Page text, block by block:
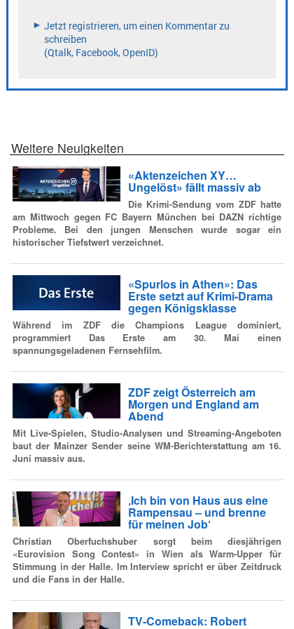
Weitere Neuigkeiten
«Aktenzeichen XY…
Ungelöst» fällt massiv ab
Die Krimi-Sendung vom ZDF hatte
am Mittwoch gegen FC Bayern München bei DAZN richtige
Probleme. Bei den jungen Menschen wurde sogar ein
historischer Tiefstwert verzeichnet.
«Spurlos in Athen»: Das
Erste setzt auf Krimi-Drama
gegen Königsklasse
Während im ZDF die Champions League dominiert,
programmiert Das Erste am 30. Mai einen
spannungsgeladenen Fernsehfilm.
ZDF zeigt Österreich am
Morgen und England am
Abend
Mit Live-Spielen, Studio-Analysen und Streaming-Angeboten
baut der Mainzer Sender seine WM-Berichterstattung am 16.
Juni massiv aus.
‚Ich bin von Haus aus eine
Rampensau – und brenne
für meinen Job‘
Christian Oberfuchshuber sorgt beim diesjährigen
«Eurovision Song Contest» in Wien als Warm-Upper für
Stimmung in der Halle. Im Interview spricht er über Zeitdruck
und die Fans in der Halle.
TV-Comeback: Robert